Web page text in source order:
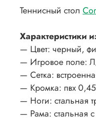
Теннисный стол
Характеристики
— Цвет: черный,
— Игровое поле:
— Сетка:
— Кромка: пвх
— Ноги: стальная
— Рама: стальная